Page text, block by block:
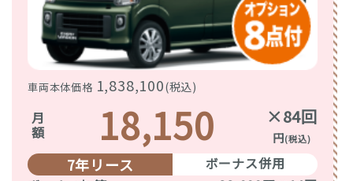
車両本体価格 1,838,100(税込)
月額 18,150 ×84回
円(税込)
7年リース
ボーナス併用